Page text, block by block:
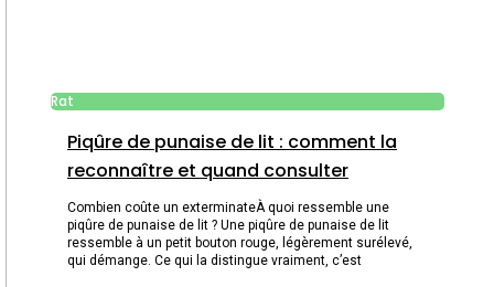
Rat
Piqûre de punaise de lit : comment la
reconnaître et quand consulter
Combien coûte un exterminateÀ quoi ressemble une
piqûre de punaise de lit ? Une piqûre de punaise de lit
ressemble à un petit bouton rouge, légèrement surélevé,
qui démange. Ce qui la distingue vraiment, c’est